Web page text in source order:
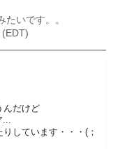
いです。。
んだけど
しています・・・(；